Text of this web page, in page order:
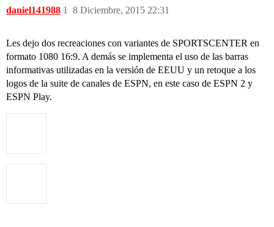
daniel141988 8 Diciembre, 2015 22:31
1
Les dejo dos recreaciones con variantes de SPORTSCENTER en
formato 1080 16:9. A demás se implementa el uso de las barras
informativas utilizadas en la versión de EEUU y un retoque a los
logos de la suite de canales de ESPN, en este caso de ESPN 2 y
ESPN Play.